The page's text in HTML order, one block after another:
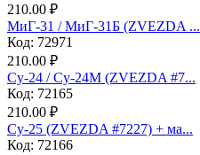
210.00 ₽
МиГ-31 / МиГ-31Б (ZVEZDA ...
Код: 72971
210.00 ₽
Су-24 / Су-24М (ZVEZDA #7...
Код: 72165
210.00 ₽
Су-25 (ZVEZDA #7227) + ма...
Код: 72166